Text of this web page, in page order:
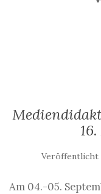
Veröffentlicht
Am 04.-05.